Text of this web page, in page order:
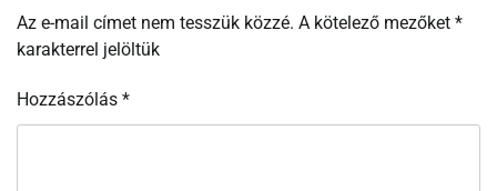
Az e-mail címet nem tesszük közzé. A kötelező mezőket *
karakterrel jelöltük
Hozzászólás *